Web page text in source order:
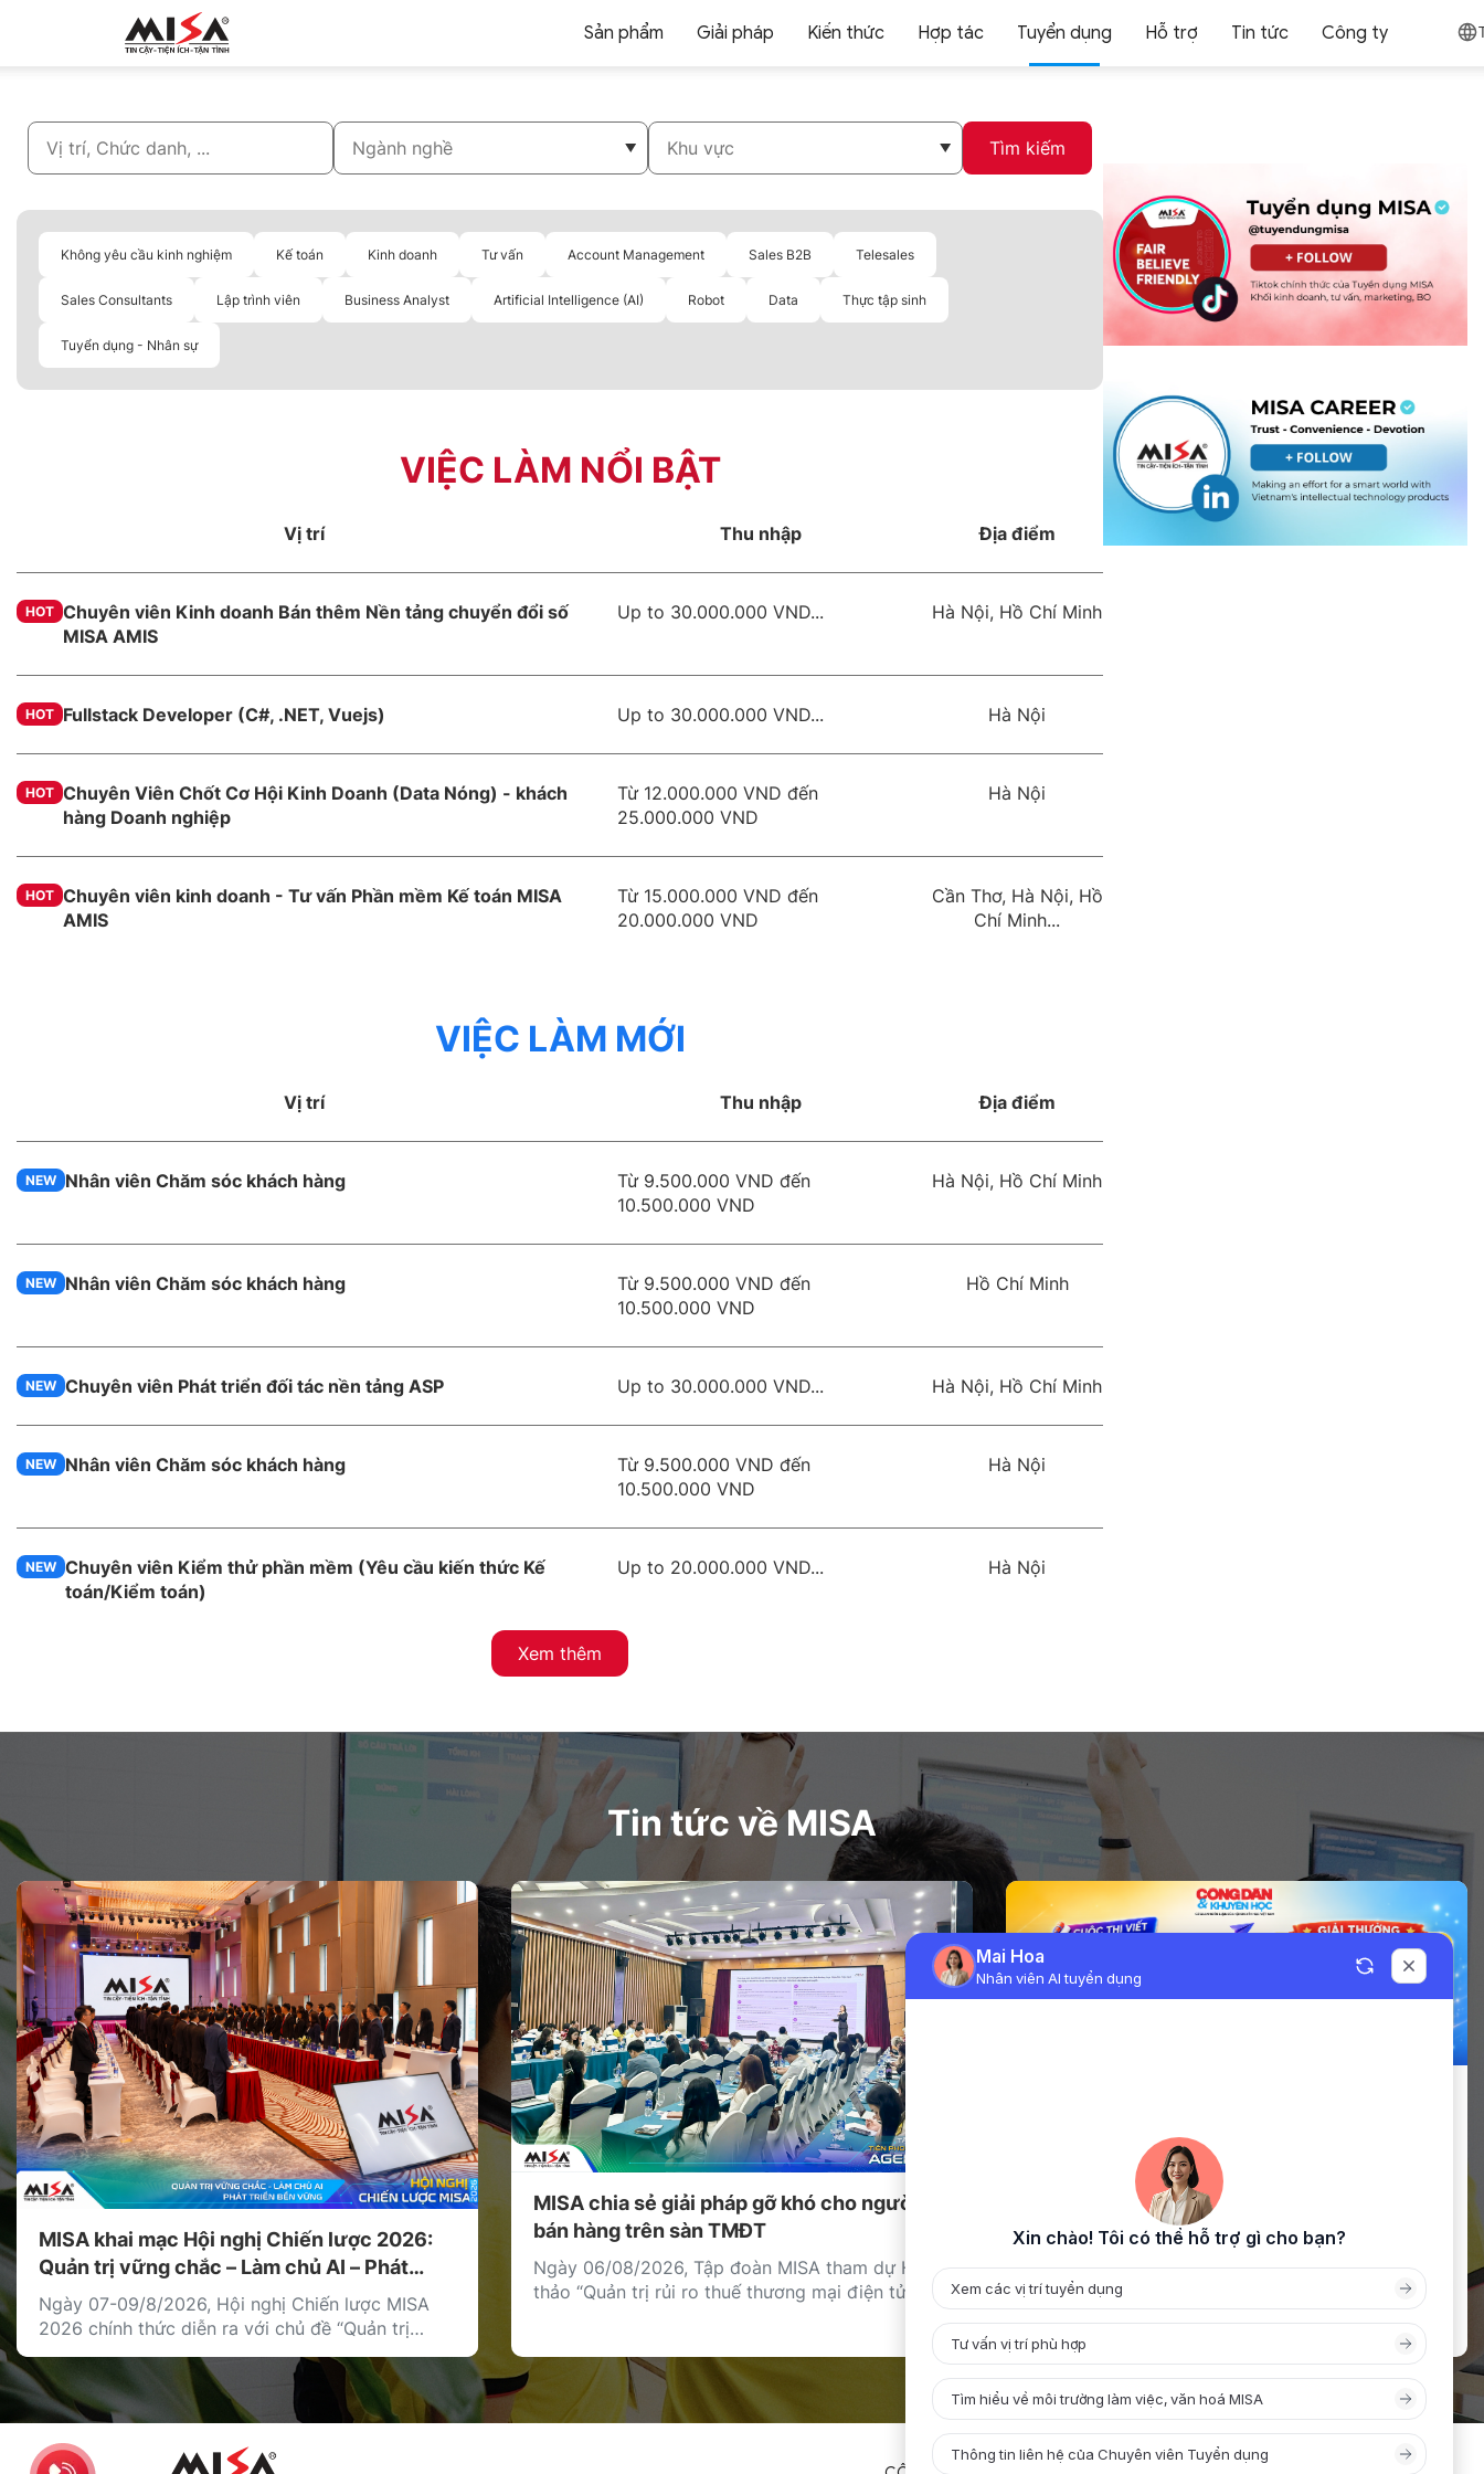
MISA.VN
Sản phẩm Giải pháp Kiến thức Hợp tác Tuyển dụng Hỗ trợ Tin tức Công ty
Tìm kiếm
Không yêu cầu kinh nghiệm Kế toán Kinh doanh Tư vấn Account Management Sales B2B Telesales
Sales Consultants Lập trình viên Business Analyst Artificial Intelligence (AI) Robot Data Thực tập sinh
Tuyển dụng - Nhân sự
VIỆC LÀM NỔI BẬT
Vị trí Thu nhập Địa điểm
HOT Chuyên viên Kinh doanh Bán thêm Nền tảng chuyển đổi số
MISA AMIS
Up to 30.000.000 VND... Hà Nội, Hồ Chí Minh
HOT Fullstack Developer (C#, .NET, Vuejs) Up to 30.000.000 VND... Hà Nội
HOT Chuyên Viên Chốt Cơ Hội Kinh Doanh (Data Nóng) - khách
hàng Doanh nghiệp
Từ 12.000.000 VND đến
25.000.000 VND
Hà Nội
HOT Chuyên viên kinh doanh - Tư vấn Phần mềm Kế toán MISA
AMIS
Từ 15.000.000 VND đến
20.000.000 VND
Cần Thơ, Hà Nội, Hồ
Chí Minh...
VIỆC LÀM MỚI
Vị trí Thu nhập Địa điểm
NEW Nhân viên Chăm sóc khách hàng
Từ 9.500.000 VND đến
10.500.000 VND
Hà Nội, Hồ Chí Minh
NEW Nhân viên Chăm sóc khách hàng
Từ 9.500.000 VND đến
10.500.000 VND
Hồ Chí Minh
NEW Chuyên viên Phát triển đối tác nền tảng ASP Up to 30.000.000 VND... Hà Nội, Hồ Chí Minh
NEW Nhân viên Chăm sóc khách hàng
Từ 9.500.000 VND đến
10.500.000 VND
Hà Nội
NEW Chuyên viên Kiểm thử phần mềm (Yêu cầu kiến thức Kế
toán/Kiểm toán)
Up to 20.000.000 VND... Hà Nội
Xem thêm
Tin tức về MISA
MISA khai mạc Hội nghị Chiến lược 2026:
Quản trị vững chắc – Làm chủ AI – Phát
triển bền vững
Ngày 07-09/8/2026, Hội nghị Chiến lược MISA
2026 chính thức diễn ra với chủ đề “Quản trị
vững chắc – Làm chủ AI – Phát triển bền vững”.
Hội nghị là hoạt động chiến lược thường niên của
MISA nhằm thống nhất định hướng phát triển dài
hạn, xác lập các ưu tiên chiến lược […]
MISA chia sẻ giải pháp gỡ khó cho người
bán hàng trên sàn TMĐT
Ngày 06/08/2026, Tập đoàn MISA tham dự Hội
thảo “Quản trị rủi ro thuế thương mại điện tử” với
pháp công nghệ, chia sẻ giải pháp giúp cá nhân,
hộ kinh doanh và doanh nghiệp bán hàng trên
nền tảng thương mại điện tử quản […]
Cuộc thi viết “Giáo dục tài chính thông minh” do
Tạp chí Công dân và Khuyến học (Hội Khuyến
học Việt Nam) tổ chức đã chính thức được phát
động, với sự đồng hành của Sổ Thu Chi MISA
hướng tới mục tiêu lan tỏa […]